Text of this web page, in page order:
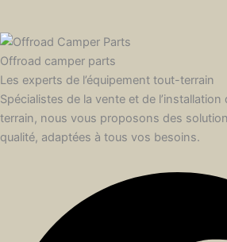
Offroad camper parts
Les experts de l’équipement tout-terrain
Spécialistes de la vente et de l’installation
terrain, nous vous proposons des
qualité, adaptées à tous vos besoins.